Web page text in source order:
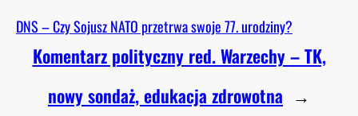
DNS – Czy Sojusz NATO przetrwa swoje 77. urodziny?
Komentarz polityczny red. Warzechy – TK,
nowy sondaż, edukacja zdrowotna →